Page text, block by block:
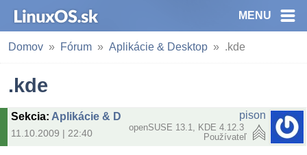
MENU
Domov Fórum Aplikácie & Desktop .kde
.kde
Sekcia: Aplikácie & Desktop
11.10.2009 | 22:40
pison
openSUSE 13.1, KDE 4.12.3
Používateľ